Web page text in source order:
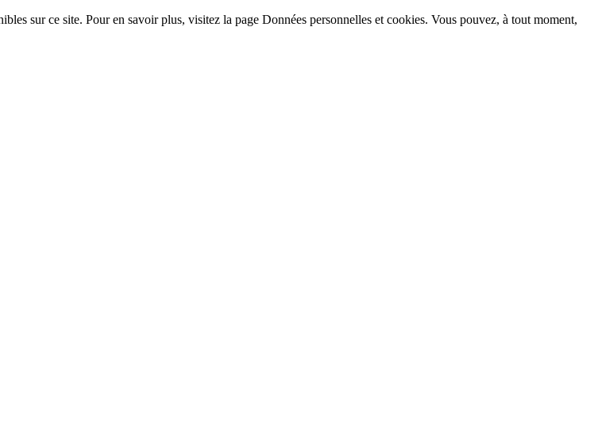
sur ce site. Pour en savoir plus, visitez la page Données personnelles et cookies. Vous pouvez, à tout moment,